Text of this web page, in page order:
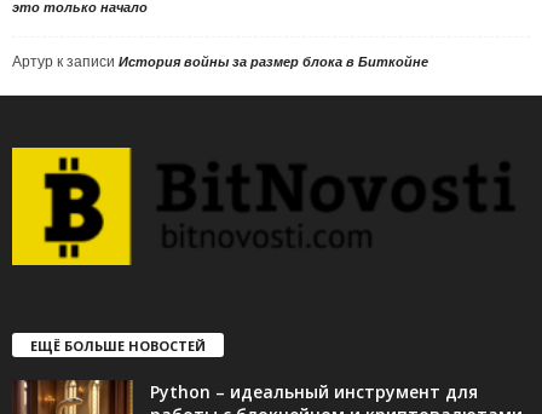
это только начало
Артур к записи История войны за размер блока в Биткойне
ЕЩЁ БОЛЬШЕ НОВОСТЕЙ
Python – идеальный инструмент для